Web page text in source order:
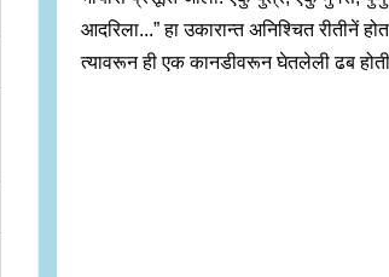
आदरिला...” हा उकारान्त अनिश्चित रीतीनें
त्यावरून ही एक कानडीवरून घेतलेली ढब